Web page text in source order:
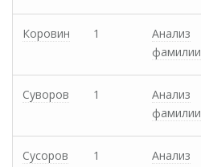
Коровин 1
Анализ
фамилии
Суворов 1
Анализ
фамилии
Сусоров 1
Анализ